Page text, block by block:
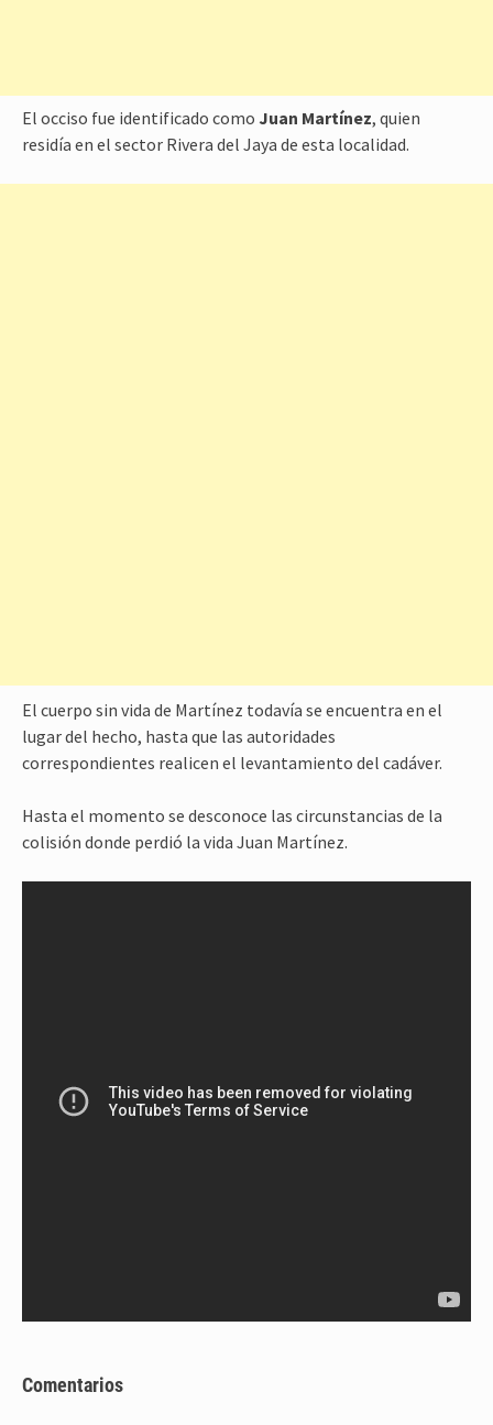
El occiso fue identificado como Juan Martínez, quien
residía en el sector Rivera del Jaya de esta localidad.
El cuerpo sin vida de Martínez todavía se encuentra en el
lugar del hecho, hasta que las autoridades
correspondientes realicen el levantamiento del cadáver.
Hasta el momento se desconoce las circunstancias de la
colisión donde perdió la vida Juan Martínez.
Comentarios